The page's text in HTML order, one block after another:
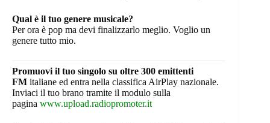
Qual è il tuo genere musicale?
Per ora è pop ma devi finalizzarlo meglio. Voglio un
genere tutto mio.
Promuovi il tuo singolo su oltre 300 emittenti
FM italiane ed entra nella classifica AirPlay nazionale.
Inviaci il tuo brano tramite il modulo sulla
pagina www.upload.radiopromoter.it